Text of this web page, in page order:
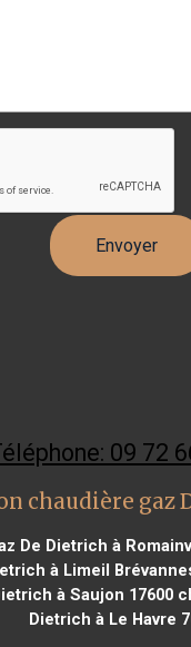
09 72
chaudière gaz
De Dietrich à
à Limeil
à Saujon 17600
Dietrich à Le Havre